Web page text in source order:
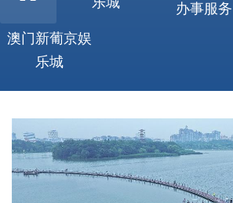
办事服务
澳门新葡京娱
乐城